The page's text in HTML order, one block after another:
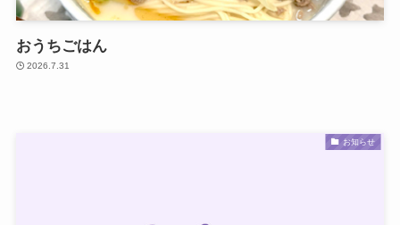
おうちごはん
2026.7.31
お知らせ